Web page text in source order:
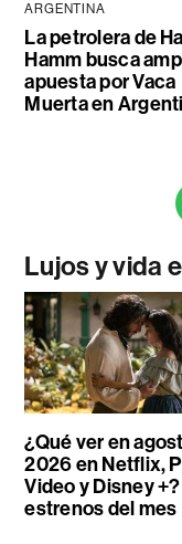
ARGENTINA
La petrolera de
Hamm busca
apuesta por Vaca
Muerta en
Lujos y vida
¿Qué ver en
2026 en Netflix,
Video y Disney
estrenos del mes